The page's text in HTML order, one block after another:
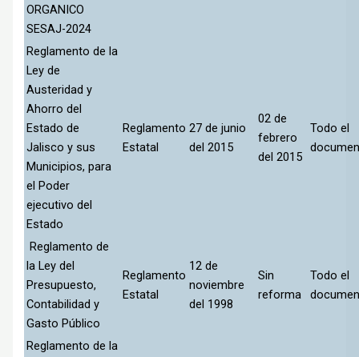
ORGANICO
SESAJ-2024
Reglamento de la
Ley de
Austeridad y
Ahorro del
Estado de
Jalisco y sus
Municipios, para
el Poder
ejecutivo del
Estado
Reglamento
Estatal
27 de junio
del 2015
02 de
febrero
del 2015
Todo el
Reglamento de
la Ley del
Presupuesto,
Contabilidad y
Gasto Público
Reglamento
Estatal
12 de
noviembre
del 1998
Sin
reforma
Todo el
Reglamento de la